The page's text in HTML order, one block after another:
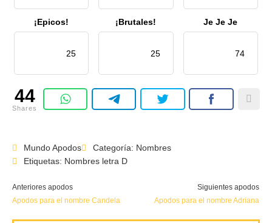
¡Epicos!
25
¡Brutales!
25
Je Je Je
74
44
Shares
Mundo Apodos Categoría: Nombres
Etiquetas: Nombres letra D
Anteriores apodos
Apodos para el nombre Candela
Siguientes apodos
Apodos para el nombre Adriana